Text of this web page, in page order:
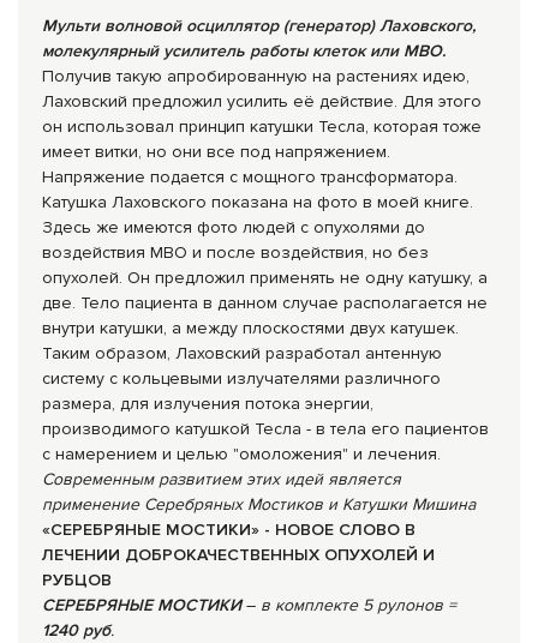
Мульти волновой осциллятор (генератор) Лаховского,
молекулярный усилитель работы клеток или МВО.
Получив такую апробированную на растениях идею,
Лаховский предложил усилить её действие. Для этого
он использовал принцип катушки Тесла, которая тоже
имеет витки, но они все под напряжением.
Напряжение подается с мощного трансформатора.
Катушка Лаховского показана на фото в моей книге.
Здесь же имеются фото людей с опухолями до
воздействия МВО и после воздействия, но без
опухолей. Он предложил применять не одну катушку, а
две. Тело пациента в данном случае располагается не
внутри катушки, а между плоскостями двух катушек.
Таким образом, Лаховский разработал антенную
систему с кольцевыми излучателями различного
размера, для излучения потока энергии,
производимого катушкой Тесла - в тела его пациентов
с намерением и целью "омоложения" и лечения.
Современным развитием этих идей является
применение Серебряных Мостиков и Катушки Мишина
«СЕРЕБРЯНЫЕ МОСТИКИ» - НОВОЕ СЛОВО В
ЛЕЧЕНИИ ДОБРОКАЧЕСТВЕННЫХ ОПУХОЛЕЙ И
РУБЦОВ
СЕРЕБРЯНЫЕ МОСТИКИ– в комплекте 5 рулонов =
1240 руб.